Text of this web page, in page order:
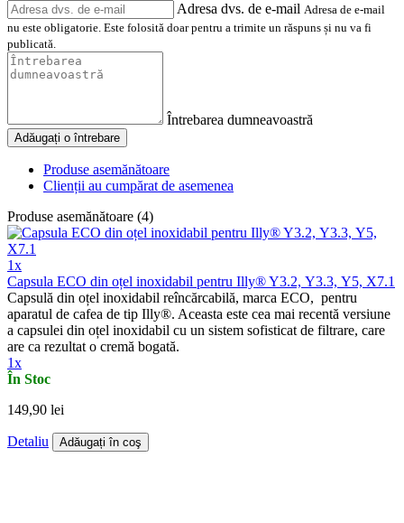
Adresa dvs. de e-mail Adresa de e-mail
nu este obligatorie. Este folosită doar pentru a trimite un răspuns și nu va fi
publicată.
Întrebarea dumneavoastră
Adăugați o întrebare
Produse asemănătoare
Clienții au cumpărat de asemenea
Produse asemănătoare (4)
1x
Capsula ECO din oțel inoxidabil pentru Illy® Y3.2, Y3.3, Y5, X7.1
Capsulă din oțel inoxidabil reîncărcabilă, marca ECO, pentru
aparatul de cafea de tip Illy®. Aceasta este cea mai recentă versiune
a capsulei din oțel inoxidabil cu un sistem sofisticat de filtrare, care
are ca rezultat o cremă bogată.
1x
În Stoc
149,90 lei
Detaliu Adăugați în coş